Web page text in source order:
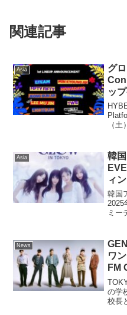
関連記事
Asia
グ
ッ
（
Asia
韓
ィ
始！
韓国
2025
ミー
阪、
News
ワ
FM
の学
校長